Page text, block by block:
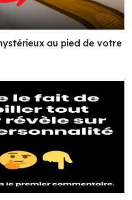
au pied de votre